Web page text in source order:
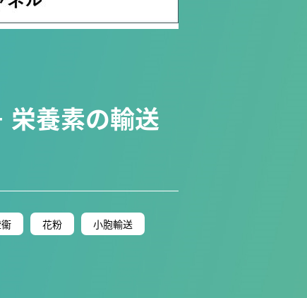
栄養素の輸送
花粉 小胞輸送